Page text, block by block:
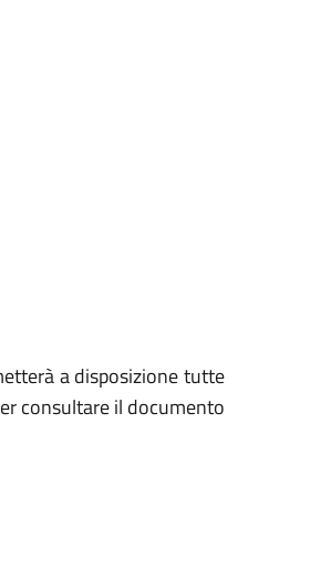
a disposizione tutte
consultare il documento